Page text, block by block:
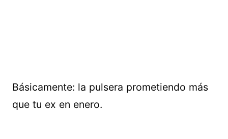
Básicamente: la pulsera prometiendo más
que tu ex en enero.